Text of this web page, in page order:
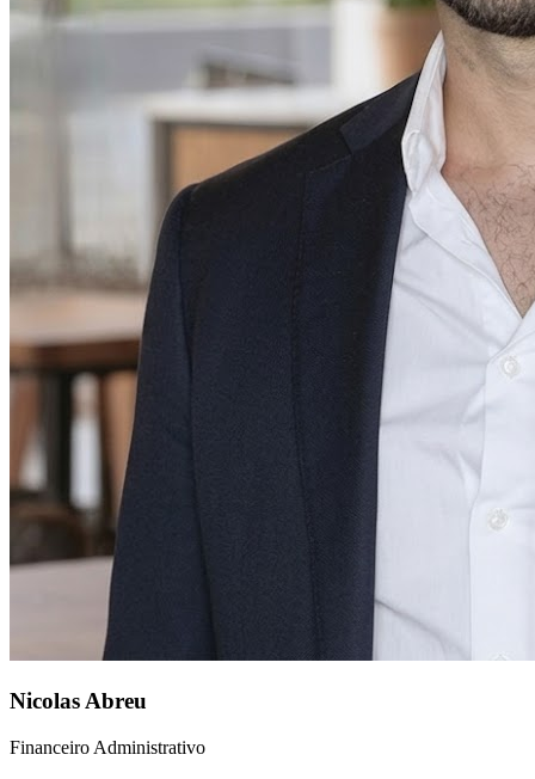
Nicolas Abreu
Financeiro Administrativo